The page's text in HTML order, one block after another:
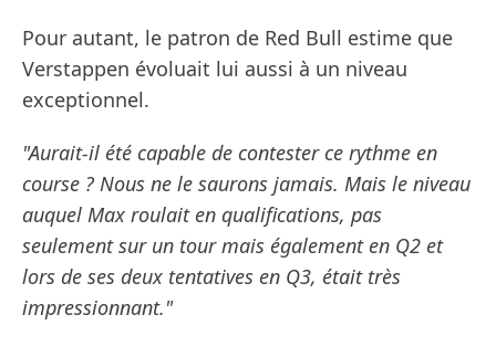
Pour autant, le patron de Red Bull estime que
Verstappen évoluait lui aussi à un niveau
exceptionnel.
"Aurait-il été capable de contester ce rythme en
course ? Nous ne le saurons jamais. Mais le niveau
auquel Max roulait en qualifications, pas
seulement sur un tour mais également en Q2 et
lors de ses deux tentatives en Q3, était très
impressionnant."